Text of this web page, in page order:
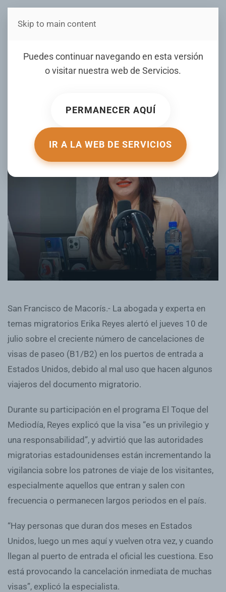
Estás en Telenord Medios
Puedes continuar navegando en esta versión
o visitar nuestra web de Servicios.
PERMANECER AQUÍ
IR A LA WEB DE SERVICIOS
Skip to main content
Abogada alerta están
quitando visas a Estados
ESCRITO POR PRONEMS PUBLICITARIA EL12 JULIO 2025
San Francisco de Macorís.- La abogada y experta en
temas migratorios Erika Reyes alertó el jueves 10 de
julio sobre el creciente número de cancelaciones de
visas de paseo (B1/B2) en los puertos de entrada a
Estados Unidos, debido al mal uso que hacen algunos
viajeros del documento migratorio.
Durante su participación en el programa El Toque del
Mediodía, Reyes explicó que la visa “es un privilegio y
una responsabilidad”, y advirtió que las autoridades
migratorias estadounidenses están incrementando la
vigilancia sobre los patrones de viaje de los visitantes,
especialmente aquellos que entran y salen con
frecuencia o permanecen largos periodos en el país.
“Hay personas que duran dos meses en Estados
Unidos, luego un mes aquí y vuelven otra vez, y cuando
llegan al puerto de entrada el oficial les cuestiona. Eso
está provocando la cancelación inmediata de muchas
visas”, explicó la especialista.